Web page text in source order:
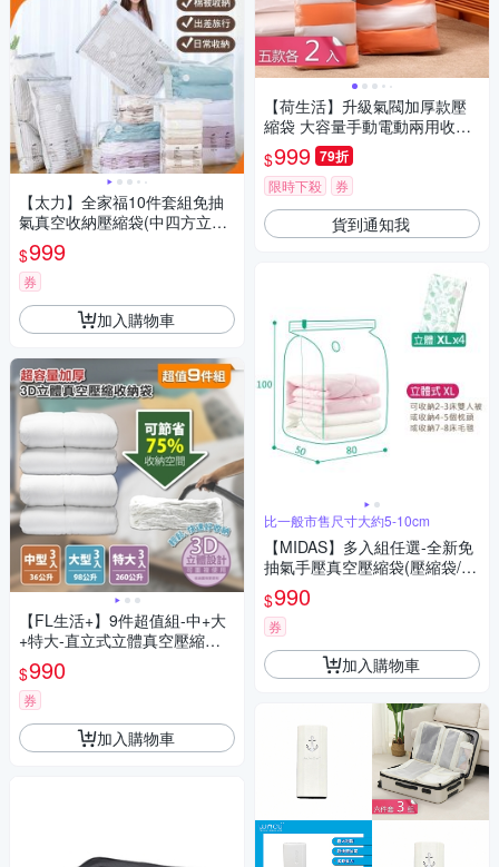
【太力】全家福10件套組免抽
氣真空收納壓縮袋(中四方立體
X2+特大立體X2+中立體X2+吊
掛X2+大手卷X2)
$999
券
加入購物車
【FL生活+】9件超值組-中+大
+特大-直立式立體真空壓縮袋
組(可重覆使用/衣物/棉被/FL_0
19+FL_020+FL_021)
$990
券
加入購物車
【荷生活】升級氣閥加厚款壓
縮袋 大容量手動電動兩用收納
袋-五款各2入組
$999 79折
限時下殺 券
貨到通知我
比一般市售尺寸大約5-10cm
【MIDAS】多入組任選-全新免
抽氣手壓真空壓縮袋(壓縮袋/旅
行收納/旅行收納/手壓收納/收
納)
$990
券
加入購物車